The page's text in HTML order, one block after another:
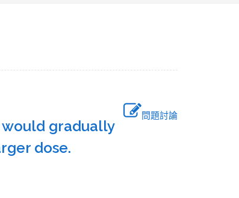
問題討論
would gradually
dose.